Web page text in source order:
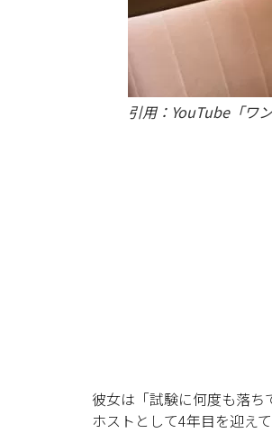
引用：YouTube「ワ
彼女は「試験に何度も落
ホストとして4年目を迎え